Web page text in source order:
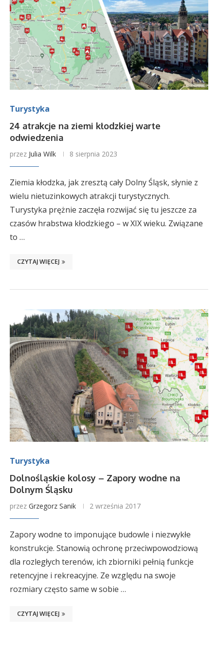
Turystyka
24 atrakcje na ziemi kłodzkiej warte
odwiedzenia
przez Julia Wilk 8 sierpnia 2023
Ziemia kłodzka, jak zresztą cały Dolny Śląsk, słynie z
wielu nietuzinkowych atrakcji turystycznych.
Turystyka prężnie zaczęła rozwijać się tu jeszcze za
czasów hrabstwa kłodzkiego – w XIX wieku. Związane
to …
CZYTAJ WIĘCEJ
Turystyka
Dolnośląskie kolosy – Zapory wodne na
Dolnym Śląsku
przez Grzegorz Sanik 2 września 2017
Zapory wodne to imponujące budowle i niezwykłe
konstrukcje. Stanowią ochronę przeciwpowodziową
dla rozległych terenów, ich zbiorniki pełnią funkcje
retencyjne i rekreacyjne. Ze względu na swoje
rozmiary często same w sobie …
CZYTAJ WIĘCEJ